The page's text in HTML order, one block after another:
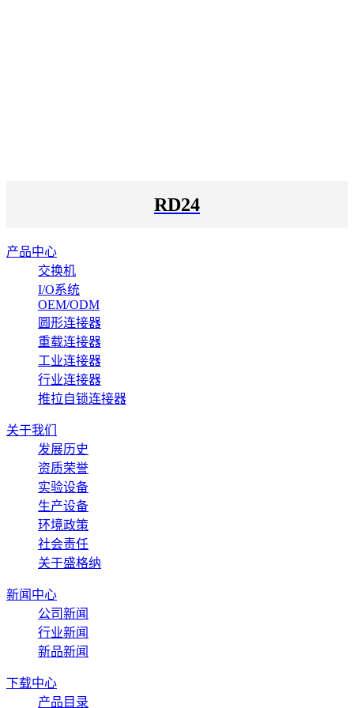
RD24
产品中心
交换机
I/O系统
OEM/ODM
圆形连接器
重载连接器
工业连接器
行业连接器
推拉自锁连接器
关于我们
发展历史
资质荣誉
实验设备
生产设备
环境政策
社会责任
关于盛格纳
新闻中心
公司新闻
行业新闻
新品新闻
下载中心
产品目录